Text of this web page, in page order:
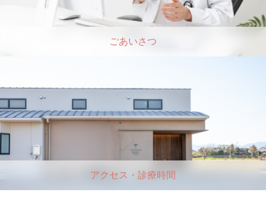
ごあいさつ
アクセス・診療時間